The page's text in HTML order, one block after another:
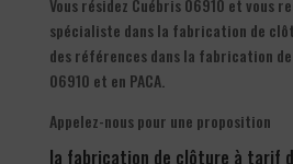
Vous résidez Cuébris 06910 et vous
spécialiste dans la fabrication de
des références dans la fabrication
06910 et en PACA.
Appelez-nous pour une proposition
la fabrication de clôture à tarif